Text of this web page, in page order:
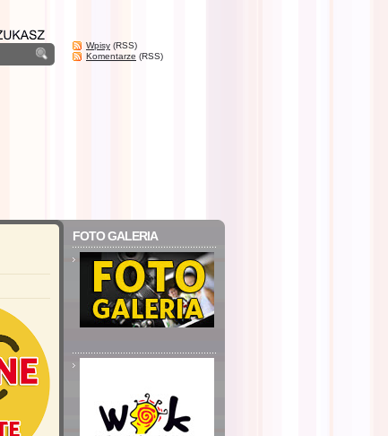
Wpisy (RSS)
Komentarze (RSS)
FOTO GALERIA